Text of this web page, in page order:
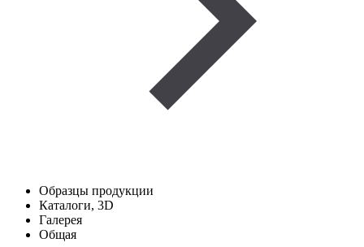
Образцы продукции
Каталоги, 3D
Галерея
Общая